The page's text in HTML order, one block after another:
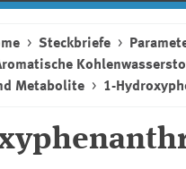
Steckbriefe
Metabolite
1-